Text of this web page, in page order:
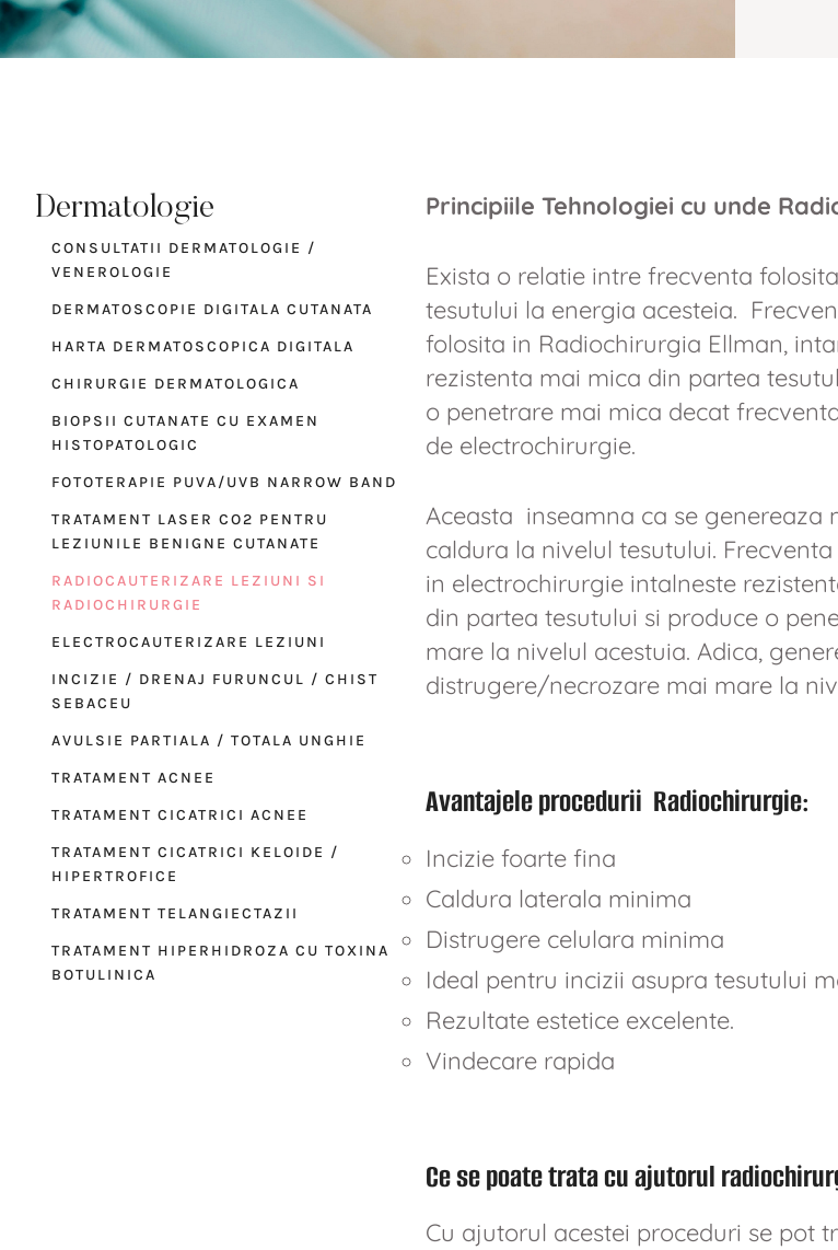
Dermatologie
CONSULTATII DERMATOLOGIE /
VENEROLOGIE
DERMATOSCOPIE DIGITALA CUTANATA
HARTA DERMATOSCOPICA DIGITALA
CHIRURGIE DERMATOLOGICA
BIOPSII CUTANATE CU EXAMEN
HISTOPATOLOGIC
FOTOTERAPIE PUVA/UVB NARROW BAND
TRATAMENT LASER CO2 PENTRU
LEZIUNILE BENIGNE CUTANATE
RADIOCAUTERIZARE LEZIUNI SI
RADIOCHIRURGIE
ELECTROCAUTERIZARE LEZIUNI
INCIZIE / DRENAJ FURUNCUL / CHIST
SEBACEU
AVULSIE PARTIALA / TOTALA UNGHIE
TRATAMENT ACNEE
TRATAMENT CICATRICI ACNEE
TRATAMENT CICATRICI KELOIDE /
HIPERTROFICE
TRATAMENT TELANGIECTAZII
TRATAMENT HIPERHIDROZA CU TOXINA
BOTULINICA
Principiile Tehnologiei cu unde
Exista o relatie intre frecventa
tesutului la energia acesteia.
folosita in Radiochirurgia Ellman,
rezistenta mai mica din partea
o penetrare mai mica decat
de electrochirurgie.
Aceasta inseamna ca se genereaza
caldura la nivelul tesutului.
in electrochirurgie intalneste
din partea tesutului si produce o
mare la nivelul acestuia. Adica,
distrugere/necrozare mai mare la
Avantajele procedurii Radiochirurgie:
Incizie foarte fina
Caldura laterala minima
Distrugere celulara minima
Ideal pentru incizii asupra tesutului
Rezultate estetice excelente.
Vindecare rapida
Ce se poate trata cu ajutorul
Cu ajutorul acestei proceduri se pot